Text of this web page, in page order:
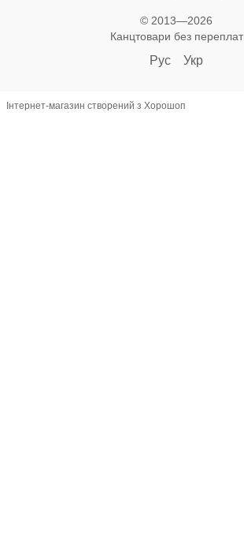
© 2013—2026
Канцтовари без переплат
Рус Укр
Інтернет-магазин створений з Хорошоп